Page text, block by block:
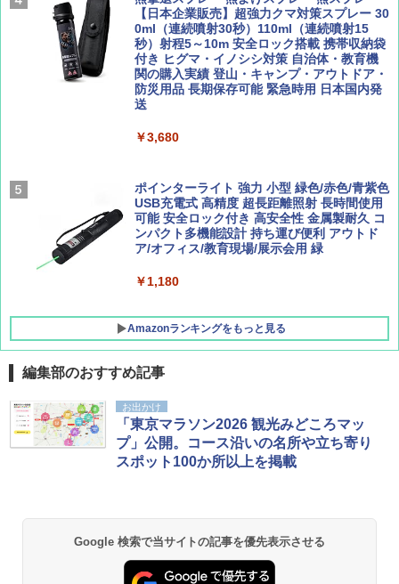
￥1,540
AIRLINE（エアライン）2026年9月号【特
集】ボーイング110周年を祝して！
￥1,760
パ
￥2,277
新しい日本地理 地図・統計・移動から読み
解く (講談社現代新書)
￥1,540
[キャンパーズコレクション 山善] 傘みたいに
広げるだけ パッとサッとテント ブラックコ
ーティング フルクローズ メッシュ 3-4人用
簡単設置 ポップアップテント エクルベージ
ュ(BC仕様) PATC-150B(EB)
￥9,990
[キャンパーズコレクション 山善] 傘みたいに
広げるだけ パッとサッとテント キューブ ブ
ラックコーティング フルクローズ メッシュ 3
人用 簡単設置 ポップアップテント PATC-15
0B エクルベージュ
￥10,990
【日本企業販売】超強力クマ対策スプレー 30
0ml（連続噴射30秒）110ml（連続噴射15
秒）射程5～10m 安全ロック搭載 携帯収納袋
付き ヒグマ・イノシシ対策 自治体・教育機
関の購入実績 登山・キャンプ・アウトドア・
防災用品 長期保存可能 緊急時用 日本国内発
送
￥3,680
ポインターライト 強力 小型 緑色/赤色/青紫色
USB充電式 高精度 超長距離照射 長時間使用
可能 安全ロック付き 高安全性 金属製耐久 コ
ンパクト多機能設計 持ち運び便利 アウトド
ア/オフィス/教育現場/展示会用 緑
￥1,180
Amazonランキングをもっと見る
編集部のおすすめ記事
お出かけ
「東京マラソン2026 観光みどころマッ
プ」公開。コース沿いの名所や立ち寄り
スポット100か所以上を掲載
Google 検索で当サイトの記事を優先表示させる